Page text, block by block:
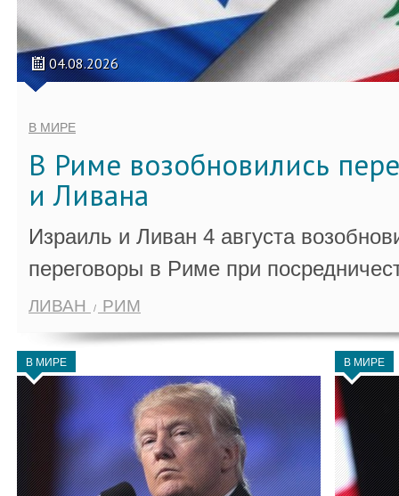
04.08.2026
В МИРЕ
В Риме возобновились
и Ливана
Израиль и Ливан 4 августа
переговоры в Риме при
ЛИВАН РИМ
В МИРЕ В МИРЕ